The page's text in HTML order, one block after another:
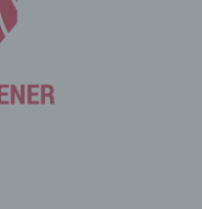
werden,
Zugriffs auf die
Adresse (IP-
des
ähnliche Daten
im Falle von